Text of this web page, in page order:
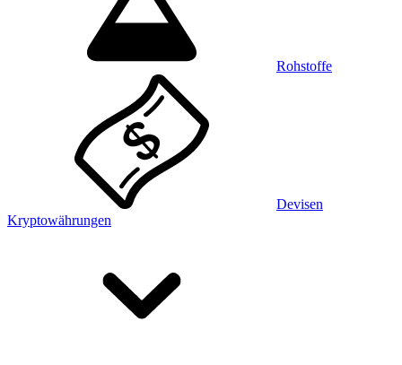
Rohstoffe
Devisen
Kryptowährungen